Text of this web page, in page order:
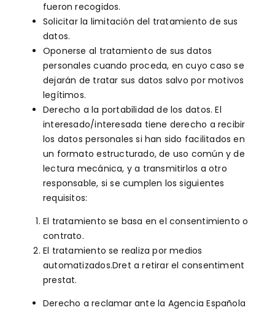
fueron recogidos.
Solicitar la limitación del tratamiento de sus
datos.
Oponerse al tratamiento de sus datos
personales cuando proceda, en cuyo caso se
dejarán de tratar sus datos salvo por motivos
legítimos.
Derecho a la portabilidad de los datos. El
interesado/interesada tiene derecho a recibir
los datos personales si han sido facilitados en
un formato estructurado, de uso común y de
lectura mecánica, y a transmitirlos a otro
responsable, si se cumplen los siguientes
requisitos:
El tratamiento se basa en el consentimiento o
contrato.
El tratamiento se realiza por medios
automatizados.Dret a retirar el consentiment
prestat.
Derecho a reclamar ante la Agencia Española